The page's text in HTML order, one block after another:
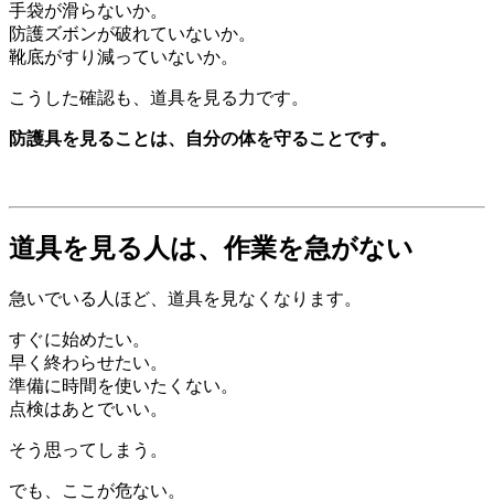
手袋が滑らないか。
防護ズボンが破れていないか。
靴底がすり減っていないか。
こうした確認も、道具を見る力です。
防護具を見ることは、自分の体を守ることです。
道具を見る人は、作業を急がない
急いでいる人ほど、道具を見なくなります。
すぐに始めたい。
早く終わらせたい。
準備に時間を使いたくない。
点検はあとでいい。
そう思ってしまう。
でも、ここが危ない。